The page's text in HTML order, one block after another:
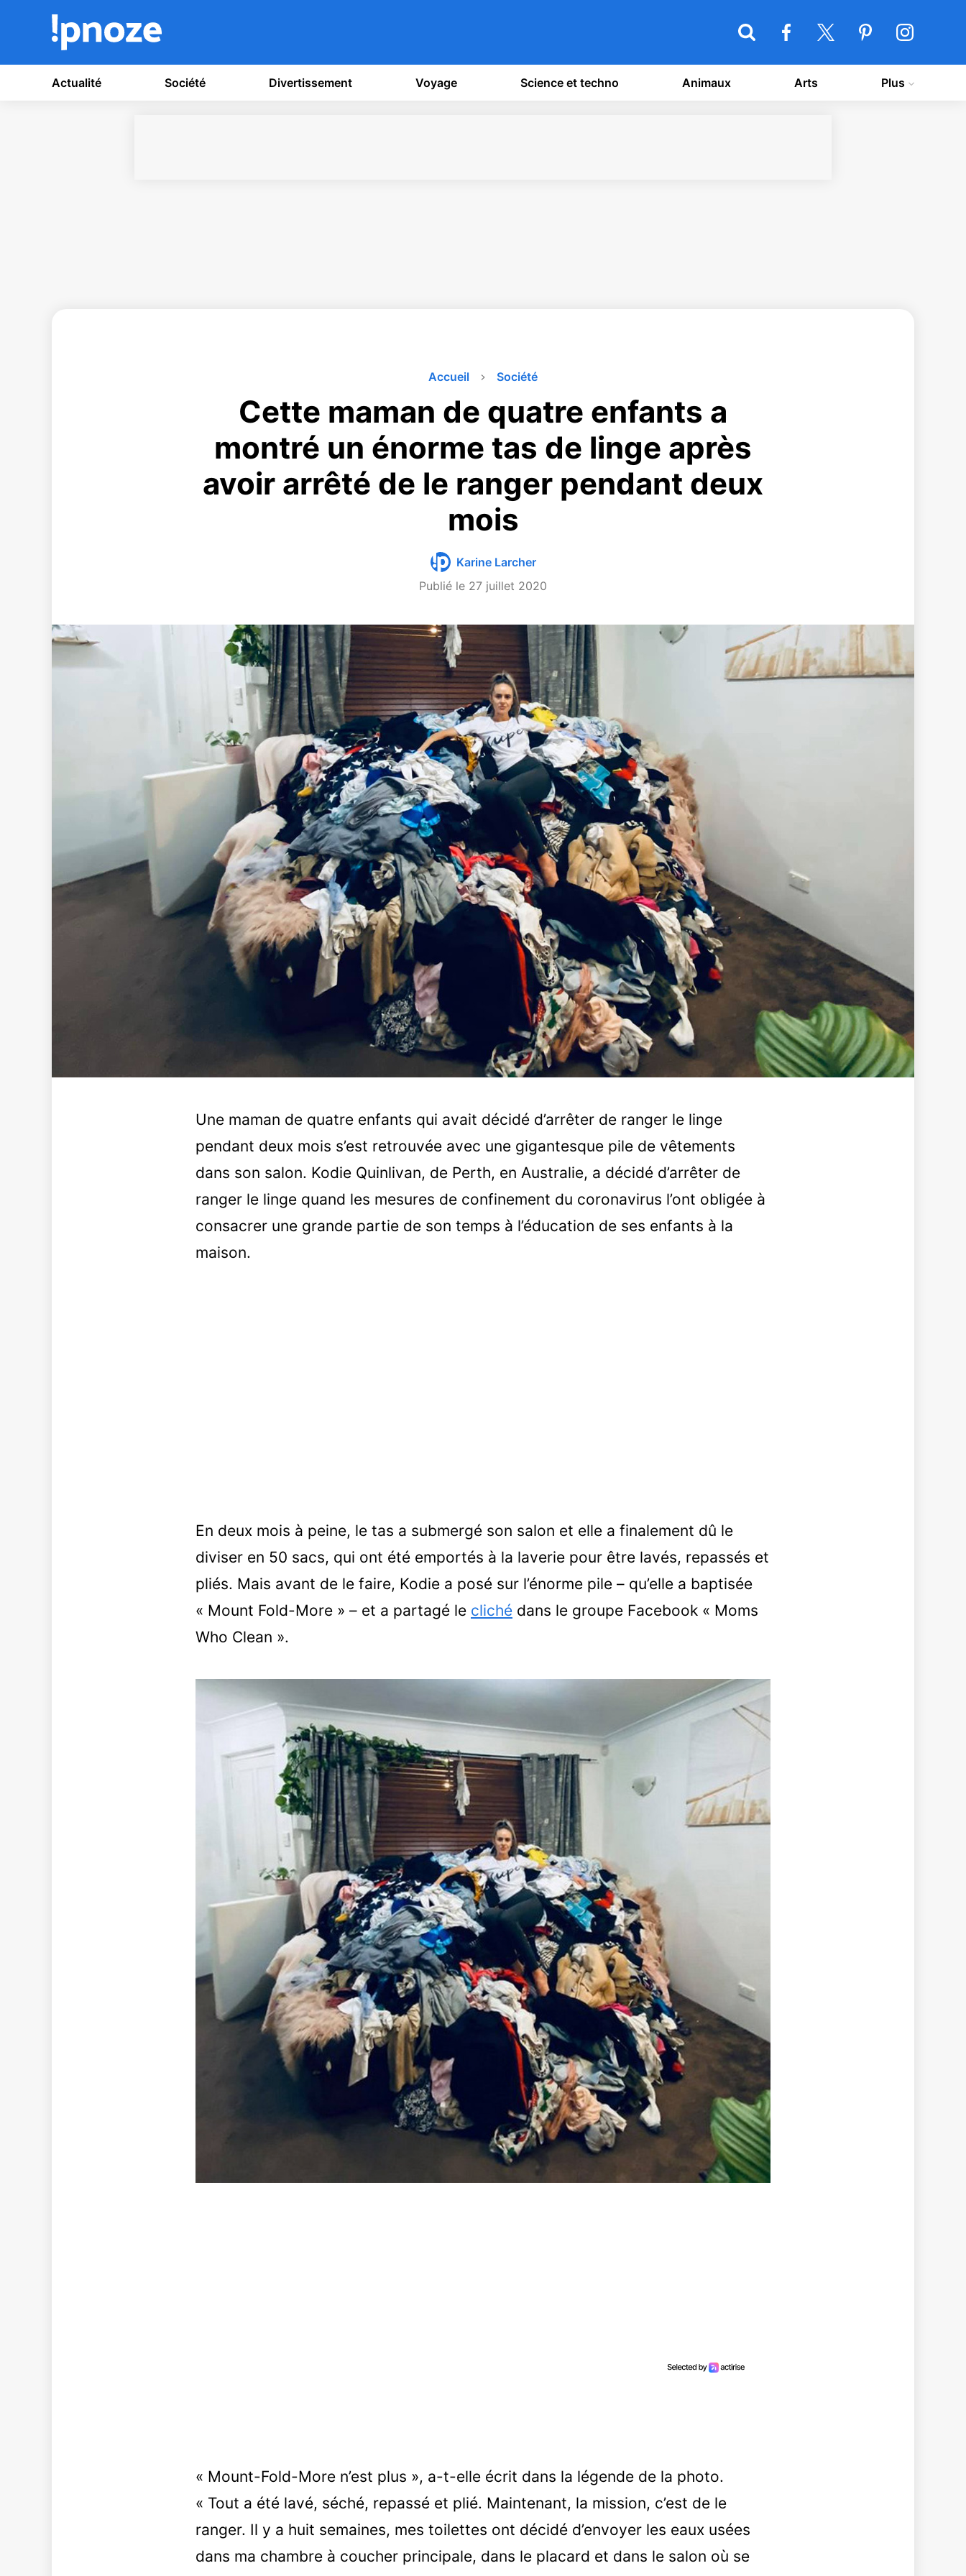
Actualité Société Divertissement Voyage Science et techno Animaux Arts Plus
Accueil Société
Cette maman de quatre enfants a
montré un énorme tas de linge après
avoir arrêté de le ranger pendant deux
mois
Karine Larcher
Publié le 27 juillet 2020
Une maman de quatre enfants qui avait décidé d’arrêter de ranger le linge
pendant deux mois s’est retrouvée avec une gigantesque pile de vêtements
dans son salon. Kodie Quinlivan, de Perth, en Australie, a décidé d’arrêter de
ranger le linge quand les mesures de confinement du coronavirus l’ont obligée à
consacrer une grande partie de son temps à l’éducation de ses enfants à la
maison.
En deux mois à peine, le tas a submergé son salon et elle a finalement dû le
diviser en 50 sacs, qui ont été emportés à la laverie pour être lavés, repassés et
pliés. Mais avant de le faire, Kodie a posé sur l’énorme pile – qu’elle a baptisée
« Mount Fold-More » – et a partagé le cliché dans le groupe Facebook « Moms
Who Clean ».
« Mount-Fold-More n’est plus », a-t-elle écrit dans la légende de la photo.
« Tout a été lavé, séché, repassé et plié. Maintenant, la mission, c’est de le
ranger. Il y a huit semaines, mes toilettes ont décidé d’envoyer les eaux usées
dans ma chambre à coucher principale, dans le placard et dans le salon où se